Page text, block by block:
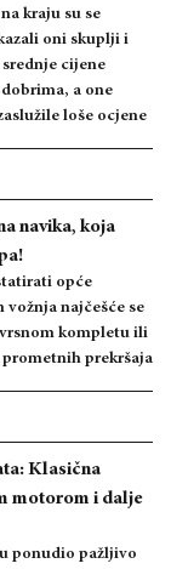
kraju su se
oni skuplji i
cijene
a one
loše ocjene
navika, koja
opće
najčešće se
kompletu ili
prekršaja
Klasična
motorom i dalje
ponudio pažljivo